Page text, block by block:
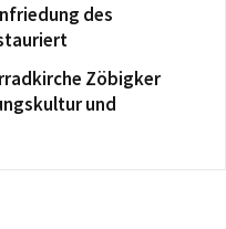
des
Zöbigker
und